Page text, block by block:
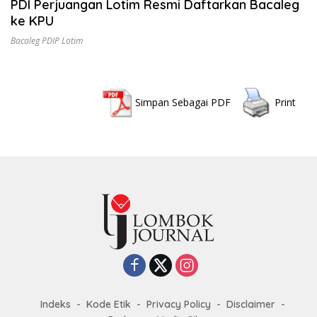
PDI Perjuangan Lotim Resmi Daftarkan Bacaleg
ke KPU
Bacaleg PDIP Lotim
Simpan Sebagai PDF Print
Indeks Kode Etik Privacy Policy
Disclaimer